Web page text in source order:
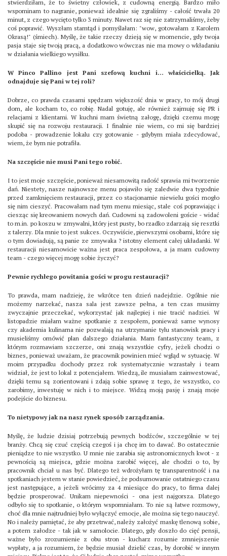
stwierdziłam, że to świetny człowiek, z cudowną energią. Bardzo miło
wspominam to nagranie, ponieważ idealnie się zgraliśmy - całość trwała 20
minut, z czego wycięto tylko 3 minuty. Nawet raz się nie zatrzymaliśmy, żeby
coś poprawić. Wyszłam stamtąd i pomyślałam: "wow, gotowałam z Karolem
Okrasą!" (śmiech). Myślę, że takie rzeczy dzieją się w momencie, gdy twoja
pasja staje się twoją pracą, a dodatkowo wówczas nie ma mowy o wkładaniu
w działania wielkiego wysiłku.
W Pinco Pallino jest Pani szefową kuchni i... właścicielką. Jak
odnajduje się Pani w tej roli?
Dobrze, co prawda czasami spędzam większość dnia w pracy, to mój drugi
dom, ale kocham to, co robię. Nadal gotuję, ale również zajmuję się PR i
relacjami z klientami. W kuchni mam świetną załogę, dzięki czemu mogę
skupić się na rozwoju restauracji. I finalnie nie wiem, co mi się bardziej
podoba - prowadzenie lokalu czy gotowanie - gdybym miała zdecydować,
wiem, że bym nie potrafiła.
Na szczęście nie musi Pani tego robić.
I to jest moje szczęście, ponieważ niesamowitą radość sprawia mi tworzenie
dań. Niestety, nasze najnowsze menu pojawiło się zaledwie dwa tygodnie
przed zamknięciem restauracji, przez co stacjonarnie niewielu gości mogło
się nim cieszyć. Pracowałam nad tym menu miesiąc, stale coś poprawiając i
ciesząc się kreowaniem nowych dań. Cudowni są zadowoleni goście - widać
to m.in. po koszu w zmywalni, który jest pusty, bo rzadko zdarzają się resztki
z talerzy. Dla mnie to jest sukces. Oczywiście, pierwszymi osobami, które się
o tym dowiadują, są panie ze zmywaka ? istotny element całej układanki. W
restauracji niesamowicie ważna jest praca zespołowa, a ja mam cudowny
team - czego więcej mogę sobie życzyć?
Pewnie rychłego powitania gości w progu restauracji?
To prawda, mam nadzieję, że wkrótce ten dzień nadejdzie. Ogólnie nie
możemy narzekać, nasza sala jest zawsze pełna, a ten czas musimy
zwyczajnie przeczekać, wykorzystać jak najlepiej i nie tracić nadziei. W
listopadzie miałam ważne spotkanie z zespołem, ponieważ same wynosy
czy akademia kulinarna nie pozwalają na utrzymanie tylu stanowisk pracy i
musieliśmy omówić plan dalszego działania. Mam fantastyczny team, z
którym rozmawiam szczerze, oni znają wszystkie cyfry, jeżeli chodzi o
biznes, ponieważ uważam, że pracownik powinien mieć wgląd w sytuację. W
moim przypadku dochody przez rok systematycznie wzrastały i team
widział, że jest to lokal z potencjałem. Wiedzą, ile musiałam zainwestować,
dzięki temu są zorientowani i zdają sobie sprawę z tego, że wszystko, co
zarobimy, inwestuję w nich i to miejsce. Widzą moją pasję i znają moje
podejście do biznesu.
To nietypowy jak na nasz rynek sposób zarządzania.
Myślę, że ludzie dzisiaj potrzebują pewnych bodźców, szczególnie w tej
branży. Chcą się czuć częścią czegoś i ja chcę im to dawać. Bo ostatecznie
pieniądze to nie wszystko. U mnie nie zarabia się astronomicznych kwot - z
pewnością są miejsca, gdzie można zarobić więcej, ale chodzi o to, by
pracownik chciał u nas być. Dlatego też wdrożyłam tę transparentność i na
spotkaniach jestem w stanie powiedzieć, że podsumowanie ostatniego czasu
jest następujące, a jeżeli wrócimy za 4 miesiące do pracy, to firma dalej
będzie prosperować. Unikam niepewności - ona jest najgorsza. Dlatego
odbyło się to spotkanie, o którym wspomniałam. To nie są łatwe rozmowy,
choć dla mnie najtrudniej było wyłączyć emocje, ale można się tego nauczyć.
No i należy pamiętać, że aby przetrwać, należy założyć maskę tlenową sobie,
a potem załodze - tak jak w samolocie. Dlatego, gdy doszło do cięć pensji,
ważne było zrozumienie z obu stron - kucharz rozumie zmniejszenie
wypłaty, a ja rozumiem, że będzie musiał dzielić czas, by dorobić w innym